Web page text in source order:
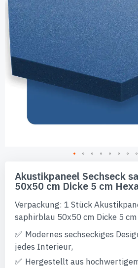
Anfang
Bildgalerie
Akustikpaneel Sechseck
50x50 cm Dicke 5 cm
Verpackung: 1 Stück
saphirblau 50x50 cm Dicke 5
Modernes sechseckiges
jedes Interieur,
Hergestellt aus